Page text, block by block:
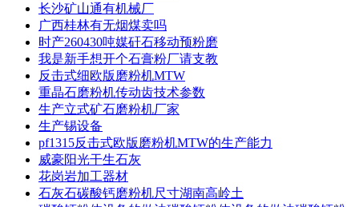
长沙矿山通有机械厂
广西桂林有无烟煤卖吗
时产260430吨媒矸石移动预粉磨
我是新手想开个石膏粉厂请支教
反击式细欧版磨粉机MTW
重晶石磨粉机传动齿技术参数
生产立式矿石磨粉机厂家
生产锡设备
pf1315反击式欧版磨粉机MTW的生产能力
威豪阳光干生石灰
花岗岩加工器材
石灰石碳酸钙磨粉机尺寸湖南高岭土